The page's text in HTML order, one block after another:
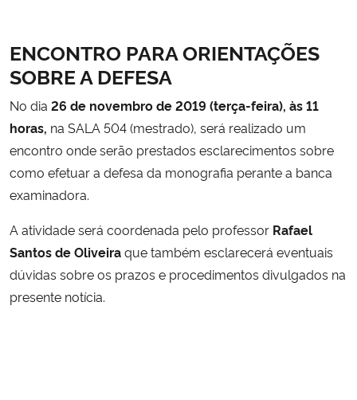
ENCONTRO PARA ORIENTAÇÕES
SOBRE A DEFESA
No dia 26 de novembro de 2019 (terça-feira), às 11
horas, na SALA 504 (mestrado), será realizado um
encontro onde serão prestados esclarecimentos sobre
como efetuar a defesa da monografia perante a banca
examinadora.
A atividade será coordenada pelo professor Rafael
Santos de Oliveiraque também esclarecerá eventuais
dúvidas sobre os prazos e procedimentos divulgados na
presente notícia.